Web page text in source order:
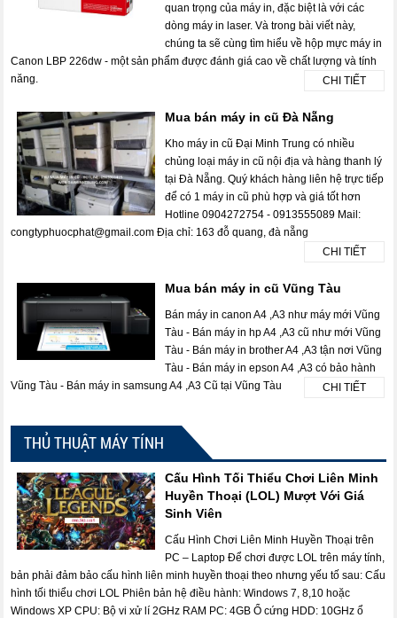
quan trọng của máy in, đặc biệt là với các
dòng máy in laser. Và trong bài viết này,
chúng ta sẽ cùng tìm hiểu về hộp mực máy in
Canon LBP 226dw - một sản phẩm được đánh giá cao về chất lượng và tính
năng.
CHI TIẾT
Mua bán máy in cũ Đà Nẵng
Kho máy in cũ Đại Minh Trung có nhiều
chủng loại máy in cũ nội địa và hàng thanh lý
tại Đà Nẵng. Quý khách hàng liên hệ trực tiếp
để có 1 máy in cũ phù hợp và giá tốt hơn
Hotline 0904272754 - 0913555089 Mail:
congtyphuocphat@gmail.com Địa chỉ: 163 đỗ quang, đà nẵng
CHI TIẾT
Mua bán máy in cũ Vũng Tàu
Bán máy in canon A4 ,A3 như máy mới Vũng
Tàu - Bán máy in hp A4 ,A3 cũ như mới Vũng
Tàu - Bán máy in brother A4 ,A3 tận nơi Vũng
Tàu - Bán máy in epson A4 ,A3 có bảo hành
Vũng Tàu - Bán máy in samsung A4 ,A3 Cũ tại Vũng Tàu
CHI TIẾT
THỦ THUẬT MÁY TÍNH
Cấu Hình Tối Thiểu Chơi Liên Minh
Huyền Thoại (LOL) Mượt Với Giá
Sinh Viên
Cấu Hình Chơi Liên Minh Huyền Thoại trên
PC – Laptop Để chơi được LOL trên máy tính,
bản phải đảm bảo cấu hình liên minh huyền thoại theo nhưng yếu tố sau: Cấu
hình tối thiểu chơi LOL Phiên bản hệ điều hành: Windows 7, 8,10 hoặc
Windows XP CPU: Bộ vi xử lí 2GHz RAM PC: 4GB Ổ cứng HDD: 10GHz ổ